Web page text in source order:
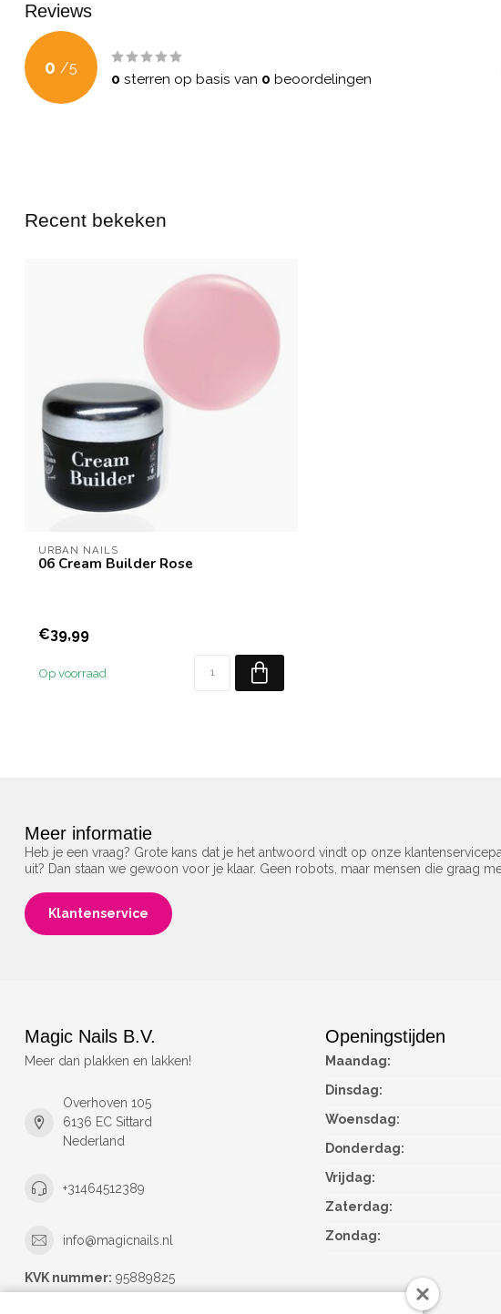
Reviews
0 /5
0 sterren op basis van 0 beoordelingen
Recent bekeken
URBAN NAILS
06 Cream Builder Rose
€39,99
Op voorraad
Meer informatie
Heb je een vraag? Grote kans dat je het antwoord vindt op onze
uit? Dan staan we gewoon voor je klaar. Geen robots, maar mensen die graag
Klantenservice
Magic Nails B.V.
Meer dan plakken en lakken!
Overhoven 105
6136 EC Sittard
Nederland
+31464512389
info@magicnails.nl
KVK nummer: 95889825
Openingstijden
Maandag:
Dinsdag:
Woensdag:
Donderdag:
Vrijdag:
Zaterdag:
Zondag: